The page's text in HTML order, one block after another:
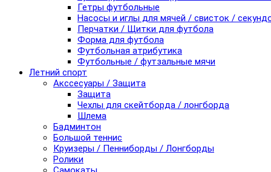
Гетры футбольные
Насосы и иглы для мячей / свисток /
Перчатки / Щитки для футбола
Форма для футбола
Футбольная атрибутика
Футбольные / футзальные мячи
Летний спорт
Акссесуары / Защита
Защита
Чехлы для скейтборда / лонгборда
Шлема
Бадминтон
Большой теннис
Круизеры / Пенниборды / Лонгборды
Ролики